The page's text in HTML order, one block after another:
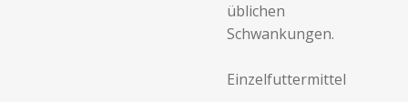
üblichen
Schwankungen.
Einzelfuttermittel